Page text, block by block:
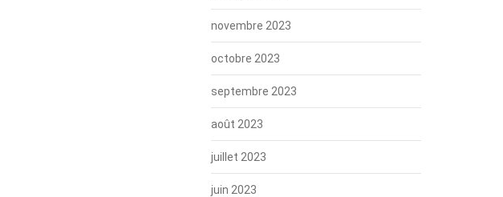
novembre 2023
octobre 2023
septembre 2023
août 2023
juillet 2023
juin 2023